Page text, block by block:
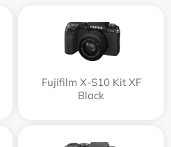
Fujifilm X-S10 Kit XF
Black